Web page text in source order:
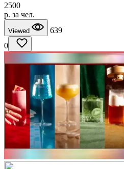
2500
p. за чел.
Viewed
639
0